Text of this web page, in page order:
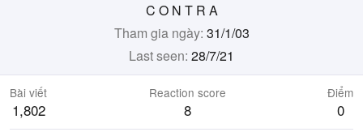
C O N T R A
Tham gia ngày 31/1/03
Last seen 28/7/21
Bài viết
1,802
Reaction score
8
Điểm
0